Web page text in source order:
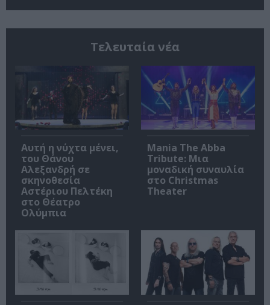
Τελευταία νέα
Αυτή η νύχτα μένει,
του Θάνου
Αλεξανδρή σε
σκηνοθεσία
Αστέριου Πελτέκη
στο Θέατρο
Ολύμπια
Mania The Abba
Tribute: Μια
μοναδική συναυλία
στο Christmas
Theater